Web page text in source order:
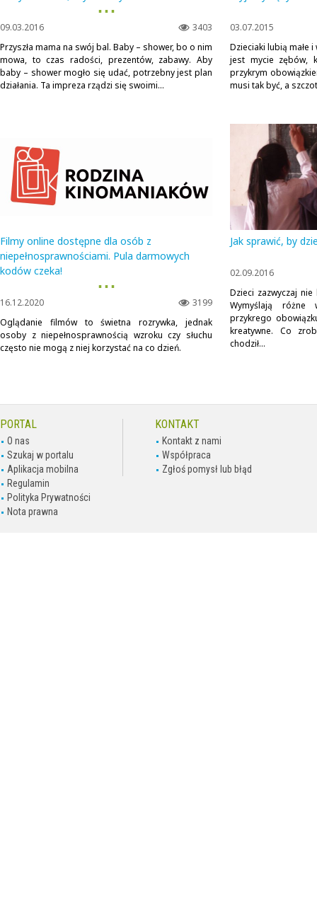
▪ ▪ ▪
3403
09.03.2016
Przyszła mama na swój bal. Baby – shower, bo o nim
mowa, to czas radości, prezentów, zabawy. Aby
baby – shower mogło się udać, potrzebny jest plan
działania. Ta impreza rządzi się swoimi...
03.07.2015
Dzieciaki lubią małe
jest mycie zębów,
przykrym
musi tak być, a
Filmy online dostępne dla osób z
niepełnosprawnościami. Pula darmowych
kodów czeka!
▪ ▪ ▪
3199
16.12.2020
Oglądanie filmów to świetna rozrywka, jednak
osoby z niepełnosprawnością wzroku czy słuchu
często nie mogą z niej korzystać na co dzień.
Jak sprawić, by
02.09.2016
Dzieci zazwyczaj
Wymyślają różne
przykrego
kreatywne. Co
chodził...
PORTAL
O nas
Szukaj w portalu
Aplikacja mobilna
Regulamin
Polityka Prywatności
Nota prawna
KONTAKT
Kontakt z nami
Współpraca
Zgłoś pomysł lub błąd